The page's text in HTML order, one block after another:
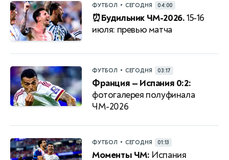
ФУТБОЛ • СЕГОДНЯ 04:00
⏰Будильник ЧМ-2026.15-16
июля: превью матча
ФУТБОЛ • СЕГОДНЯ 03:17
Франция — Испания 0:2:
фотогалерея полуфинала
ЧМ-2026
ФУТБОЛ • СЕГОДНЯ 01:13
Моменты ЧМ: Испания